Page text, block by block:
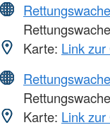
Rettungswache
Karte: Link
Rettungswache
Karte: Link